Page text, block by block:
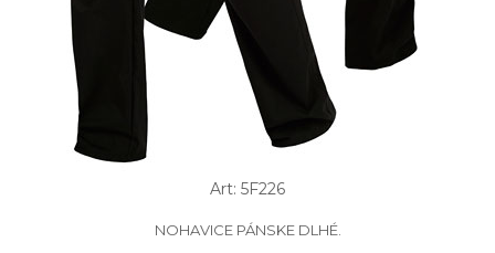
Art: 5F226
NOHAVICE PÁNSKE DLHÉ.